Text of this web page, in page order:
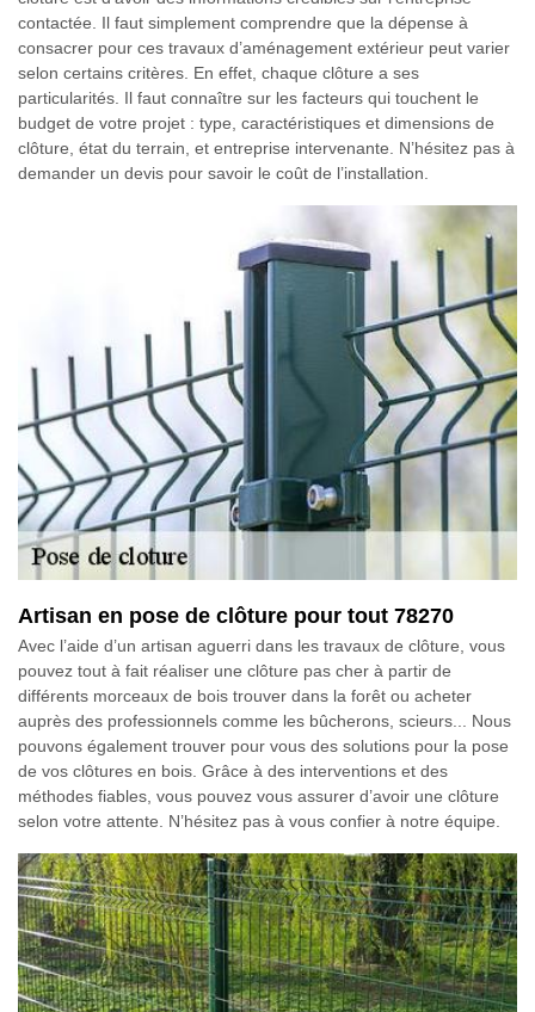
contactée. Il faut simplement comprendre que la dépense à
consacrer pour ces travaux d’aménagement extérieur peut varier
selon certains critères. En effet, chaque clôture a ses
particularités. Il faut connaître sur les facteurs qui touchent le
budget de votre projet : type, caractéristiques et dimensions de
clôture, état du terrain, et entreprise intervenante. N’hésitez pas à
demander un devis pour savoir le coût de l’installation.
Artisan en pose de clôture pour tout 78270
Avec l’aide d’un artisan aguerri dans les travaux de clôture, vous
pouvez tout à fait réaliser une clôture pas cher à partir de
différents morceaux de bois trouver dans la forêt ou acheter
auprès des professionnels comme les bûcherons, scieurs... Nous
pouvons également trouver pour vous des solutions pour la pose
de vos clôtures en bois. Grâce à des interventions et des
méthodes fiables, vous pouvez vous assurer d’avoir une clôture
selon votre attente. N’hésitez pas à vous confier à notre équipe.